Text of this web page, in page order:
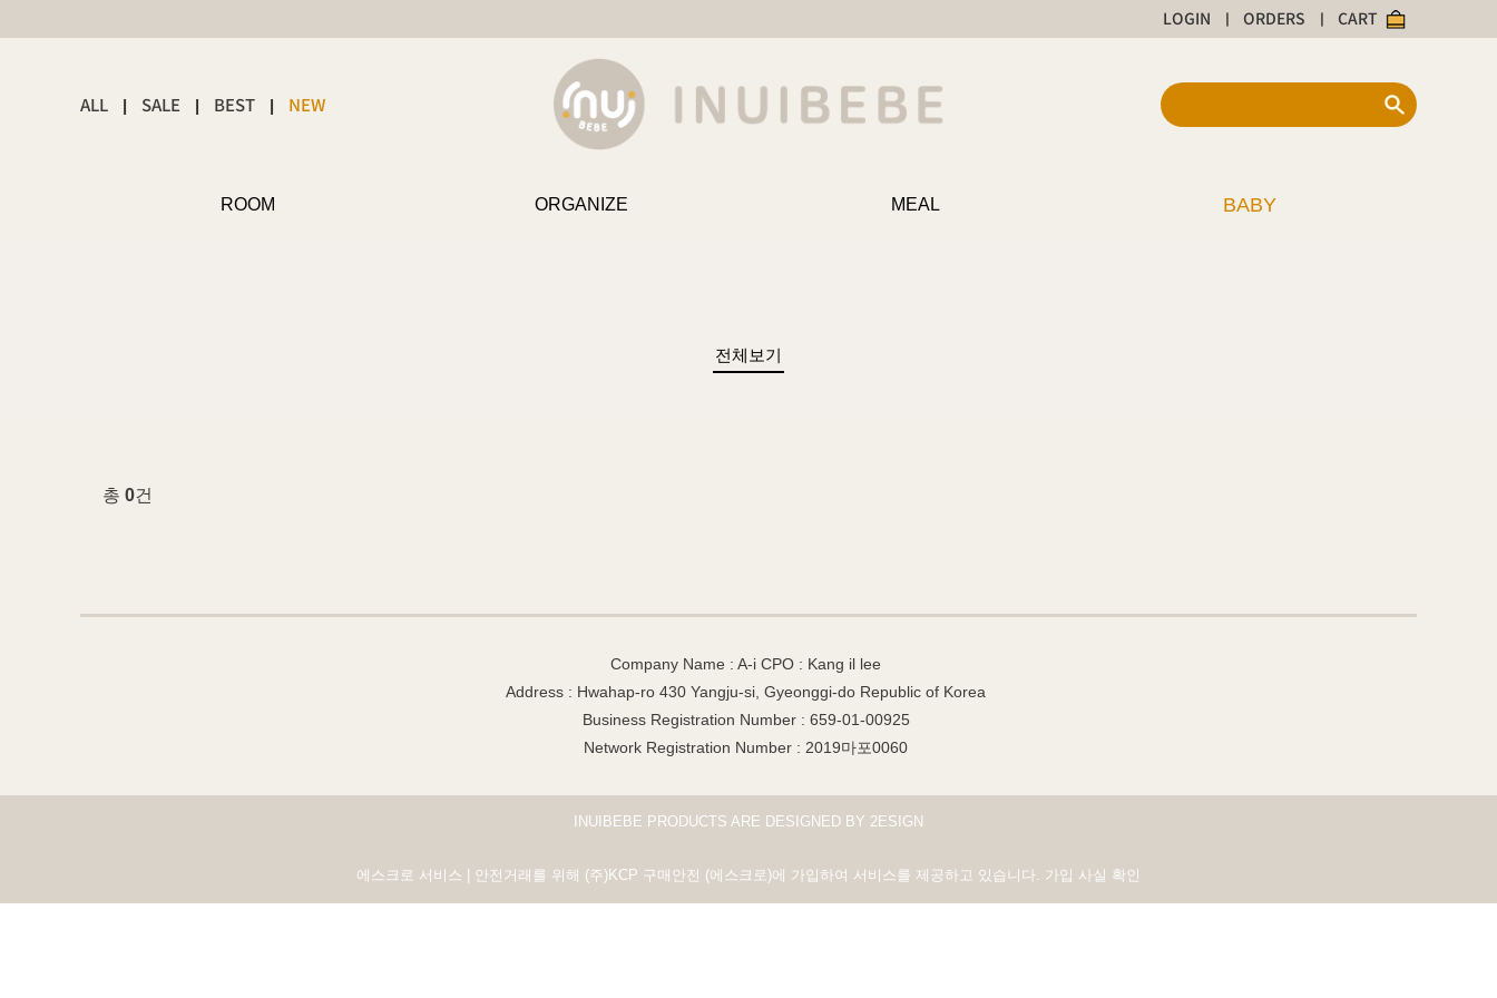
LOGIN | ORDERS | CART
ALL | SALE | BEST | NEW
ROOM ORGANIZE MEAL BABY
전체보기
총 0건
Company Name : A-i CPO : Kang il lee
Address : Hwahap-ro 430 Yangju-si, Gyeonggi-do Republic of Korea
Business Registration Number : 659-01-00925
Network Registration Number : 2019마포0060
INUIBEBE PRODUCTS ARE DESIGNED BY 2ESIGN
에스크로 서비스 | 안전거래를 위해 (주)KCP 구매안전 (에스크로)에 가입하여 서비스를 제공하고 있습니다. 가입 사실 확인